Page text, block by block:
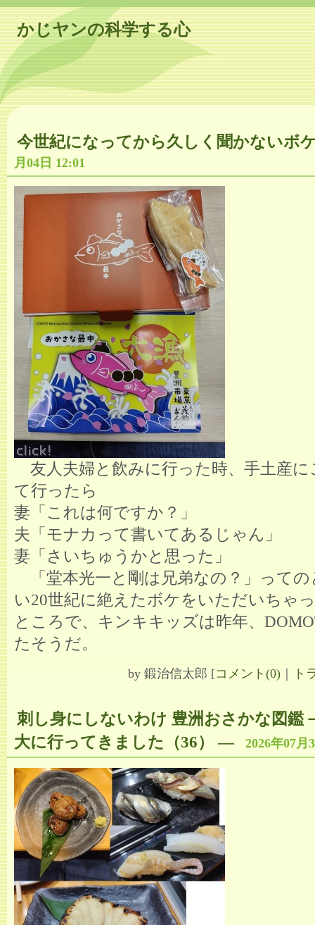
かじヤンの科学する心
今世紀になってから久しく聞かないボ
月04日 12:01
友人夫婦と飲みに行った時、手土産に
て行ったら
妻「これは何ですか？」
夫「モナカって書いてあるじゃん」
妻「さいちゅうかと思った」
「堂本光一と剛は兄弟なの？」っての
い20世紀に絶えたボケをいただいちゃ
ところで、キンキキッズは昨年、
たそうだ。
by 鍛治信太郎 [コメント(0) ト
刺し身にしないわけ 豊洲おさかな図鑑
大に行ってきました（36）
― 2026年07月